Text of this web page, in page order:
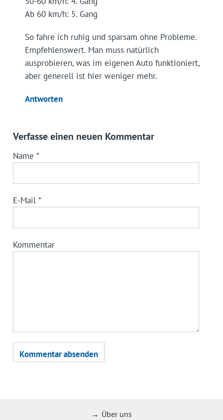
Ab 60 km/h: 5. Gang
So fahre ich ruhig und sparsam ohne Probleme.
Empfehlenswert. Man muss natürlich
ausprobieren, was im eigenen Auto funktioniert,
aber generell ist hier weniger mehr.
Antworten
Verfasse einen neuen Kommentar
Name *
E-Mail *
Kommentar
Über uns